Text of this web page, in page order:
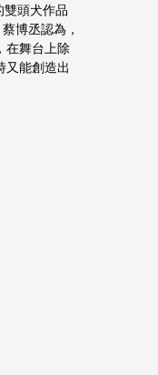
雙頭犬作品
博丞認為，
在舞台上除
又能創造出